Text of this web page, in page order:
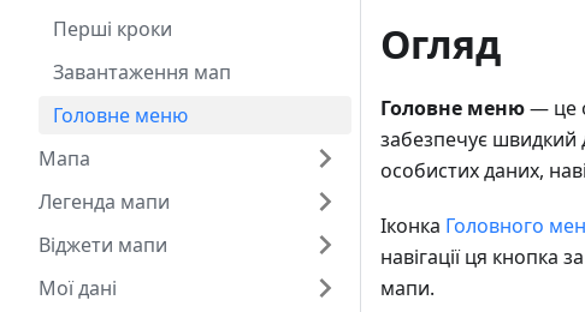
Перші кроки
Завантаження мап
Головне меню
Мапа
Легенда мапи
Віджети мапи
Мої дані
Огляд
Головне меню— це
забезпечує швидкий
особистих даних,
Іконка Головного
навігації ця кнопка
мапи.